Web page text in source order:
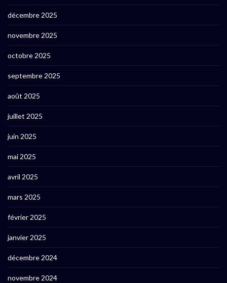
décembre 2025
novembre 2025
octobre 2025
septembre 2025
août 2025
juillet 2025
juin 2025
mai 2025
avril 2025
mars 2025
février 2025
janvier 2025
décembre 2024
novembre 2024